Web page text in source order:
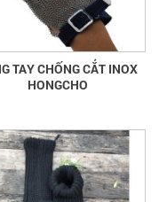
TAY CHỐNG CẮT INOX
HONGCHO